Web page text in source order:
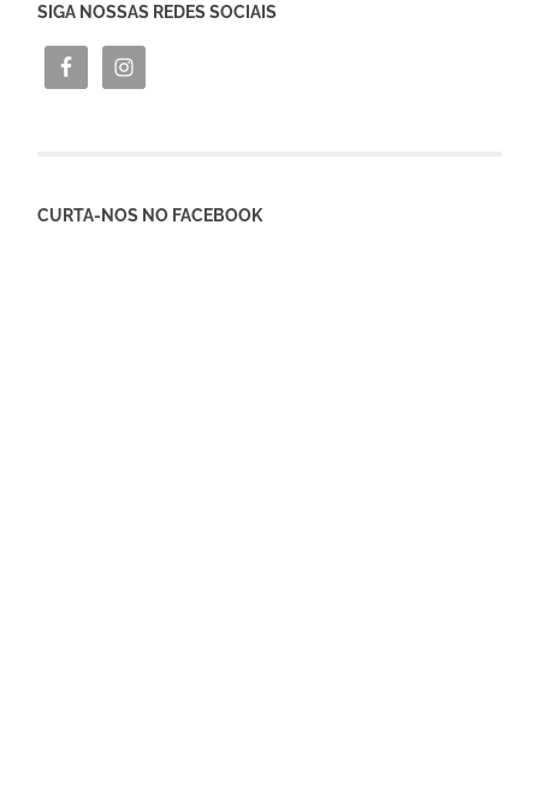
SIGA NOSSAS REDES SOCIAIS
CURTA-NOS NO FACEBOOK